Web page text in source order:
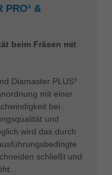
PRO³ &
beim Fräsen mit
Diamaster PLUS³
mit einer
bei
und
wird das durch
schließt und